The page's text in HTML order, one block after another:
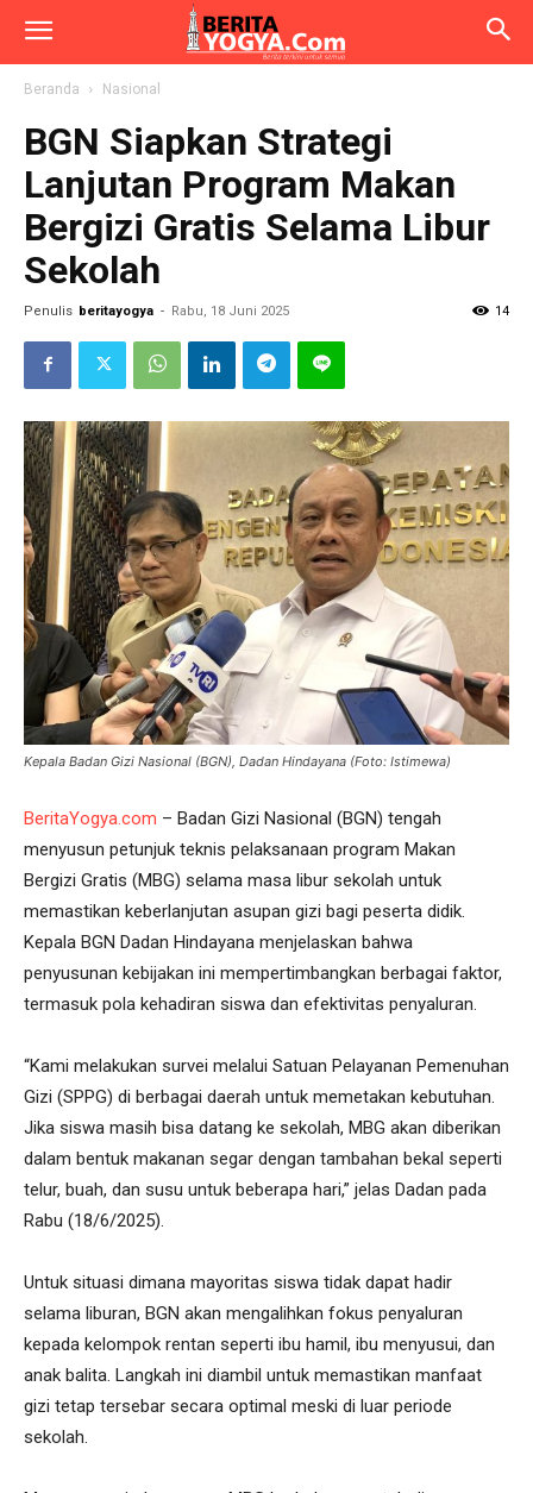
Beranda Nasional
BGN Siapkan Strategi
Lanjutan Program Makan
Bergizi Gratis Selama Libur
Sekolah
Penulis beritayogya - Rabu, 18 Juni 2025 14
Kepala Badan Gizi Nasional (BGN), Dadan Hindayana (Foto: Istimewa)
BeritaYogya.com – Badan Gizi Nasional (BGN) tengah
menyusun petunjuk teknis pelaksanaan program Makan
Bergizi Gratis (MBG) selama masa libur sekolah untuk
memastikan keberlanjutan asupan gizi bagi peserta didik.
Kepala BGN Dadan Hindayana menjelaskan bahwa
penyusunan kebijakan ini mempertimbangkan berbagai faktor,
termasuk pola kehadiran siswa dan efektivitas penyaluran.
“Kami melakukan survei melalui Satuan Pelayanan Pemenuhan
Gizi (SPPG) di berbagai daerah untuk memetakan kebutuhan.
Jika siswa masih bisa datang ke sekolah, MBG akan diberikan
dalam bentuk makanan segar dengan tambahan bekal seperti
telur, buah, dan susu untuk beberapa hari,” jelas Dadan pada
Rabu (18/6/2025).
Untuk situasi dimana mayoritas siswa tidak dapat hadir
selama liburan, BGN akan mengalihkan fokus penyaluran
kepada kelompok rentan seperti ibu hamil, ibu menyusui, dan
anak balita. Langkah ini diambil untuk memastikan manfaat
gizi tetap tersebar secara optimal meski di luar periode
sekolah.